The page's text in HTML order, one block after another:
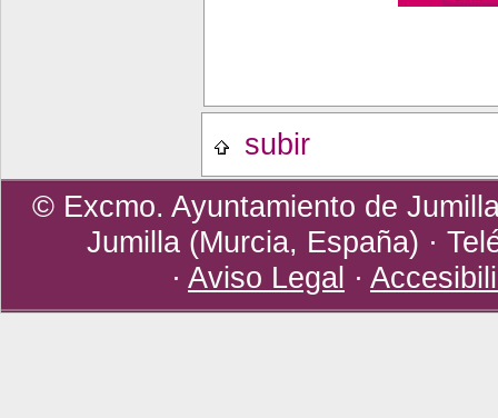
subir
© Excmo. Ayuntamiento de
Jumilla (Murcia, España) ·
· Aviso Legal ·